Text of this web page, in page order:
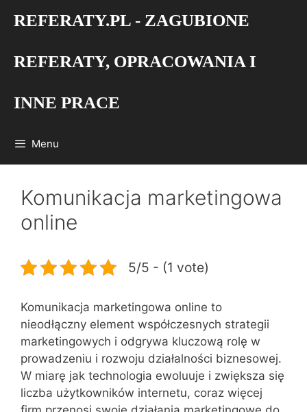
REFERATY.PL - ZAGUBIONE
REFERATY, OPRACOWANIA I
INNE PRACE
Menu
Komunikacja marketingowa
online
5/5 - (1 vote)
Komunikacja marketingowa online to
nieodłączny element współczesnych strategii
marketingowych i odgrywa kluczową rolę w
prowadzeniu i rozwoju działalności biznesowej.
W miarę jak technologia ewoluuje i zwiększa się
liczba użytkowników internetu, coraz więcej